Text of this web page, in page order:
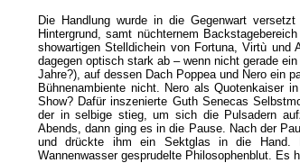
Die Handlung wurde in die Gegenwart
Hintergrund, samt nüchternem
showartigen Stelldichein von Fortuna, Virtù und
dagegen optisch stark ab – wenn nicht gerade
Jahre?), auf dessen Dach Poppea und Nero ein
Bühnenambiente nicht. Nero als Quotenkaiser
Show? Dafür inszenierte Guth Senecas
der in selbige stieg, um sich die Pulsadern
Abends, dann ging es in die Pause. Nach der
und drückte ihm ein Sektglas in die Hand.
Wannenwasser gesprudelte Philosophenblut. Es